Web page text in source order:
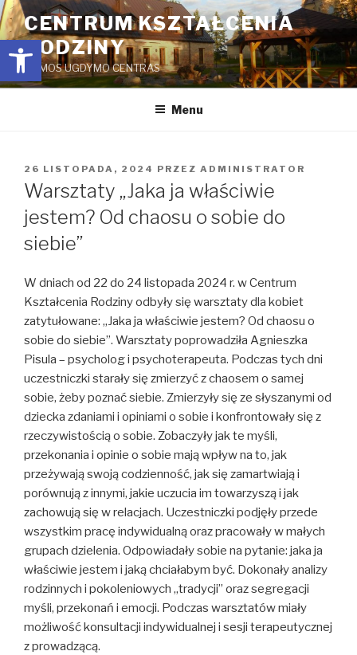
Open toolbar
Przejdź
do
treści
CENTRUM KSZTAŁCENIA
RODZINY
ŠEIMOS UGDYMO CENTRAS
Menu
OPUBLIKOWANE
W
26 LISTOPADA, 2024 PRZEZ ADMINISTRATOR
Warsztaty „Jaka ja właściwie
jestem? Od chaosu o sobie do
siebie”
W dniach od 22 do 24 listopada 2024 r. w Centrum
Kształcenia Rodziny odbyły się warsztaty dla kobiet
zatytułowane: „Jaka ja właściwie jestem? Od chaosu o
sobie do siebie”. Warsztaty poprowadziła Agnieszka
Pisula – psycholog i psychoterapeuta. Podczas tych dni
uczestniczki starały się zmierzyć z chaosem o samej
sobie, żeby poznać siebie. Zmierzyły się ze słyszanymi od
dziecka zdaniami i opiniami o sobie i konfrontowały się z
rzeczywistością o sobie. Zobaczyły jak te myśli,
przekonania i opinie o sobie mają wpływ na to, jak
przeżywają swoją codzienność, jak się zamartwiają i
porównują z innymi, jakie uczucia im towarzyszą i jak
zachowują się w relacjach. Uczestniczki podjęły przede
wszystkim pracę indywidualną oraz pracowały w małych
grupach dzielenia. Odpowiadały sobie na pytanie: jaka ja
właściwie jestem i jaką chciałabym być. Dokonały analizy
rodzinnych i pokoleniowych „tradycji” oraz segregacji
myśli, przekonań i emocji. Podczas warsztatów miały
możliwość konsultacji indywidualnej i sesji terapeutycznej
z prowadzącą.